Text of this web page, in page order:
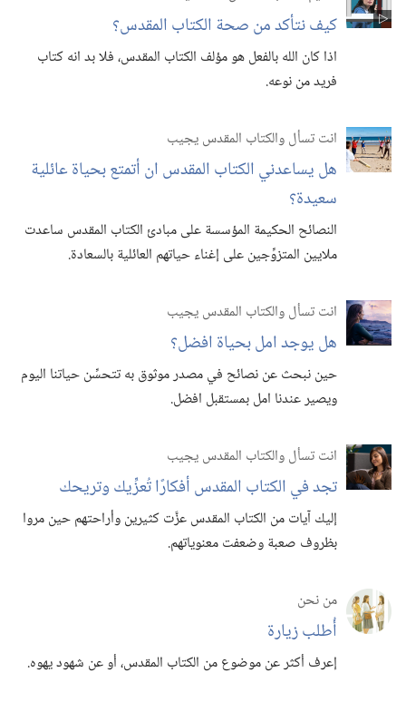
كيف نتأكد من صحة الكتاب المقدس؟‏
اذا كان الله بالفعل هو مؤلف الكتاب المقدس،‏ فلا بد انه كتاب
فريد من نوعه.‏
انت تسأل والكتاب المقدس يجيب
هل يساعدني الكتاب المقدس ان أتمتع بحياة عائلية
سعيدة؟‏
النصائح الحكيمة المؤسسة على مبادئ الكتاب المقدس ساعدت
ملايين المتزوِّجين على إغناء حياتهم العائلية بالسعادة.‏
انت تسأل والكتاب المقدس يجيب
هل يوجد امل بحياة افضل؟‏
حين نبحث عن نصائح في مصدر موثوق به تتحسِّن حياتنا اليوم
ويصير عندنا امل بمستقبل افضل.‏
انت تسأل والكتاب المقدس يجيب
تجد في الكتاب المقدس أفكارًا تُعزِّيك وتريحك
إليك آيات من الكتاب المقدس عزَّت كثيرين وأراحتهم حين مروا
بظروف صعبة وضعفت معنوياتهم.‏
من نحن
أُطلب زيارة
إعرف أكثر عن موضوع من الكتاب المقدس،‏ أو عن شهود يهوه.‏